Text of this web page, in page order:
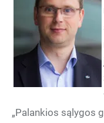
„Palankios sąlygos